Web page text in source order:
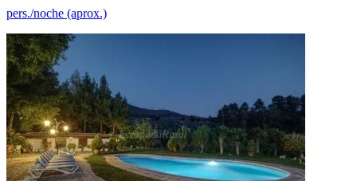
pers./noche (aprox.)